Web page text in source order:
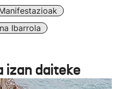
Ibarrola
izan daiteke